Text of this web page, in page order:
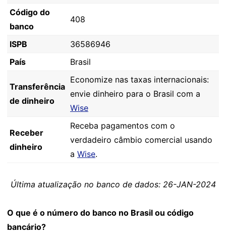
Código do
banco
408
ISPB
36586946
País
Brasil
Transferência
de dinheiro
Economize nas taxas internacionais:
envie dinheiro para o Brasil com a
Wise
Receber
dinheiro
Receba pagamentos com o
verdadeiro câmbio comercial usando
a Wise.
Última atualização no banco de dados: 26-JAN-2024
O que é o número do banco no Brasil ou código
bancário?